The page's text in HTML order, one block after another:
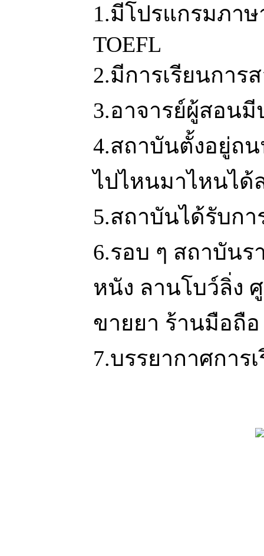
1.มีโปรแกรมภา
TOEFL
2.มีการเรียนกา
3.อาจารย์ผู้สอน
4.สถาบันตั้งอยู่ถน
ไปไหนมาไหนได้
5.สถาบันได้รับก
6.รอบ ๆ สถาบันร
หนัง ลานโบว์ลิ่ง
ขายยา ร้านมือถื
7.บรรยากาศการ